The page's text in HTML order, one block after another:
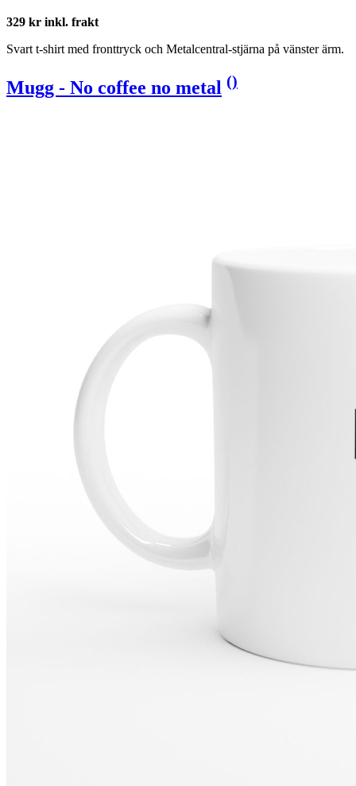
329 kr inkl. frakt
Svart t-shirt med fronttryck och Metalcentral-stjärna på vänster ärm.
Mugg - No coffee no metal ()